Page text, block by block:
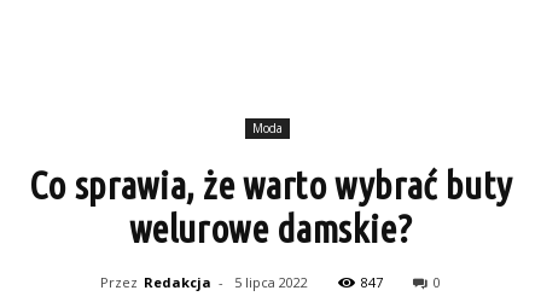
Moda
Co sprawia, że warto wybrać buty
welurowe damskie?
Przez Redakcja - 5 lipca 2022 847 0